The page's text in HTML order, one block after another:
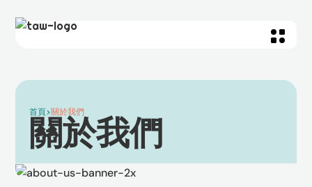
首頁>關於我們
關於我們